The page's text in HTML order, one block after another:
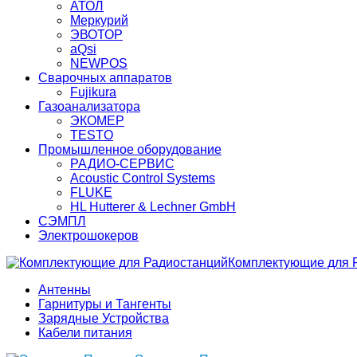
АТОЛ
Меркурий
ЭВОТОР
aQsi
NEWPOS
Сварочных аппаратов
Fujikura
Газоанализатора
ЭКОМЕР
TESTO
Промышленное оборудование
РАДИО-СЕРВИС
Acoustic Control Systems
FLUKE
HL Hutterer & Lechner GmbH
СЭМПЛ
Электрошокеров
Комплектующие для
Антенны
Гарнитуры и Тангенты
Зарядные Устройства
Кабели питания